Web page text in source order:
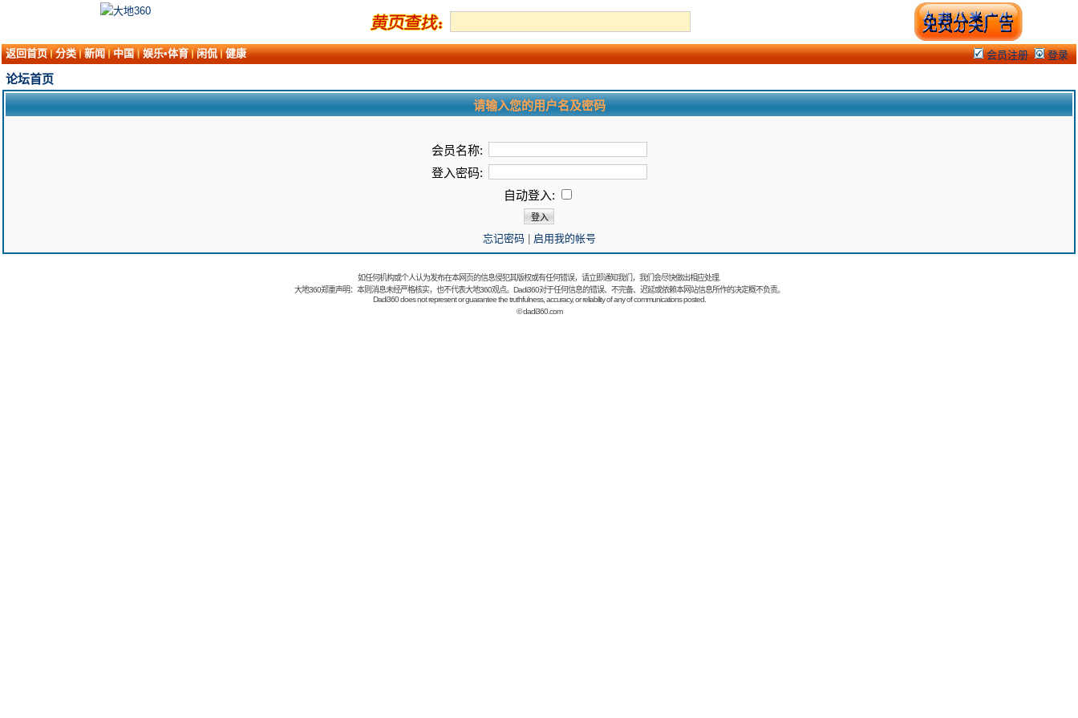
返回首页 分类 新闻 中国 娱乐•体育 闲侃 健康 会员注册 登录
论坛首页
请输入您的用户名及密码
会员名称:
登入密码:
自动登入:
忘记密码| 启用我的帐号
如任何机构或个人认为发布在本网页的信息侵犯其版权或有任何错误，请立即通知我们，我们会尽快做出相应处理.
大地360郑重声明：本则消息未经严格核实，也不代表大地360观点。Dadi360对于任何信息的错误、不完备、迟延或依赖本网站信息所作的决定概不负责。
Dadi360 does not represent or guarantee the truthfulness, accuracy, or reliability of any of communications posted.
©dadi360.com